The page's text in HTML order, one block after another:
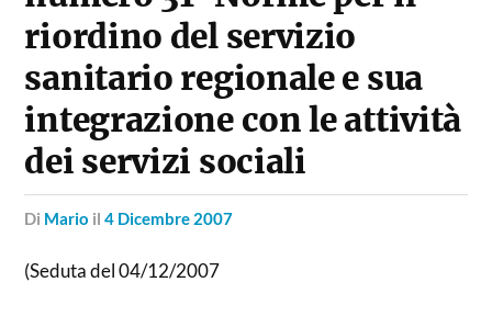
riordino del servizio
sanitario regionale e sua
integrazione con le attività
dei servizi sociali
di Mario il4 Dicembre 2007
(Seduta del 04/12/2007